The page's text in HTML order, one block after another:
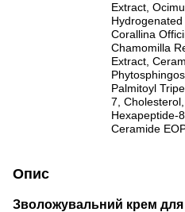
Extract,
Hydrogenated
Corallina
Chamomilla
Extract,
Palmitoyl
7,
Hexapeptide-
Ceramide
Опис
Зволожувальний крем